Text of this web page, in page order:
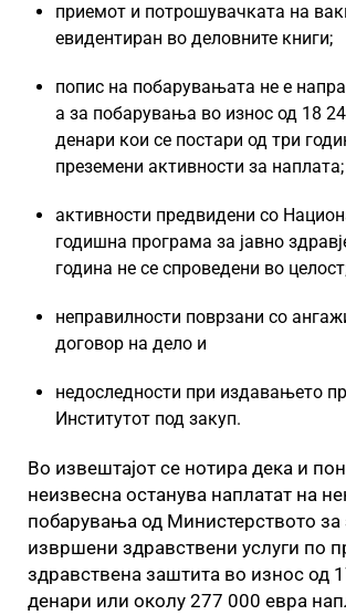
приемот и потрошувачката на
евидентиран во деловните книги;
попис на побарувањата не е
а за побарувања во износ од 18
денари кои се постари од три
преземени активности за наплата;
активности предвидени со
годишна програма за јавно
година не се спроведени во
неправилности поврзани со
договор на дело и
недоследности при издавањето
Институтот под закуп.
Во извештајот се нотира дека и
неизвесна останува наплатат на
побарувања од Министерството за
извршени здравствени услуги по
здравствена заштита во износ од
денари или околу 277 000 евра